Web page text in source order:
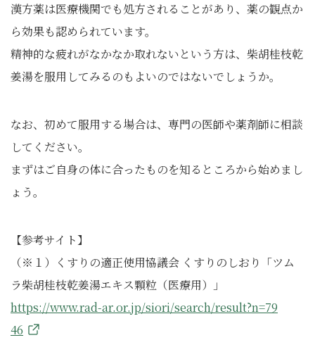
漢方薬は医療機関でも処方されることがあり、薬の観点か
ら効果も認められています。
精神的な疲れがなかなか取れないという方は、柴胡桂枝乾
姜湯を服用してみるのもよいのではないでしょうか。
なお、初めて服用する場合は、専門の医師や薬剤師に相談
してください。
まずはご自身の体に合ったものを知るところから始めまし
ょう。
【参考サイト】
（※１）くすりの適正使用協議会 くすりのしおり「ツム
ラ柴胡桂枝乾姜湯エキス顆粒（医療用）」
https://www.rad-ar.or.jp/siori/search/result?n=79
46